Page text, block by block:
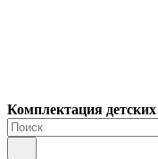
Комплектация